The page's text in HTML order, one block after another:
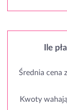
Ile
Średnia cena
Kwoty